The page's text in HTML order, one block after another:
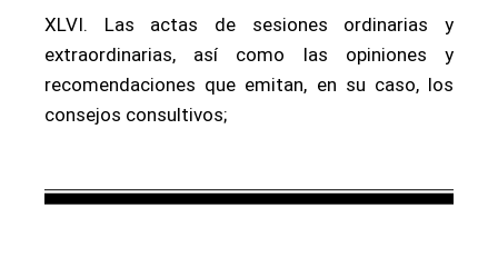
XLVI. Las actas de sesiones ordinarias y
extraordinarias, así como las opiniones y
recomendaciones que emitan, en su caso, los
consejos consultivos;